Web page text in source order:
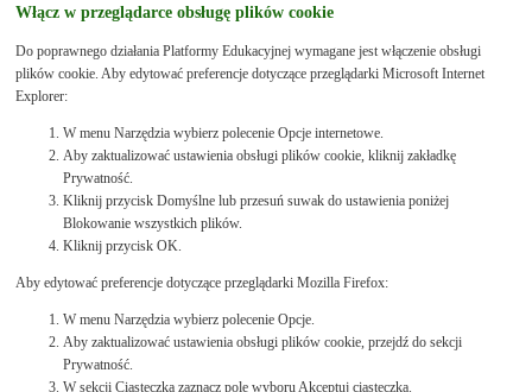
Włącz w przeglądarce obsługę plików cookie
Do poprawnego działania Platformy Edukacyjnej wymagane jest włączenie obsługi
plików cookie. Aby edytować preferencje dotyczące przeglądarki Microsoft Internet
Explorer:
W menu Narzędzia wybierz polecenie Opcje internetowe.
Aby zaktualizować ustawienia obsługi plików cookie, kliknij zakładkę
Prywatność.
Kliknij przycisk Domyślne lub przesuń suwak do ustawienia poniżej
Blokowanie wszystkich plików.
Kliknij przycisk OK.
Aby edytować preferencje dotyczące przeglądarki Mozilla Firefox:
W menu Narzędzia wybierz polecenie Opcje.
Aby zaktualizować ustawienia obsługi plików cookie, przejdź do sekcji
Prywatność.
W sekcji Ciasteczka zaznacz pole wyboru Akceptuj ciasteczka.